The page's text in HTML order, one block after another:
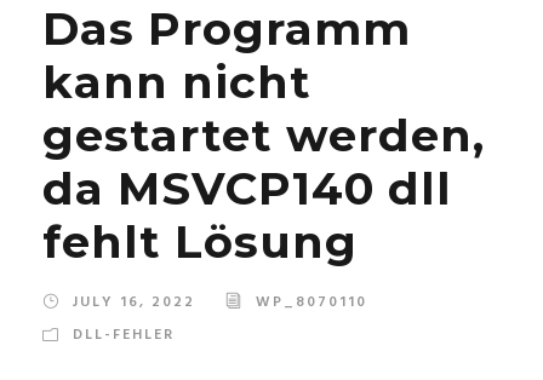
Das Programm
kann nicht
gestartet werden,
da MSVCP140 dll
fehlt Lösung
JULY 16, 2022
WP_8070110
DLL-FEHLER